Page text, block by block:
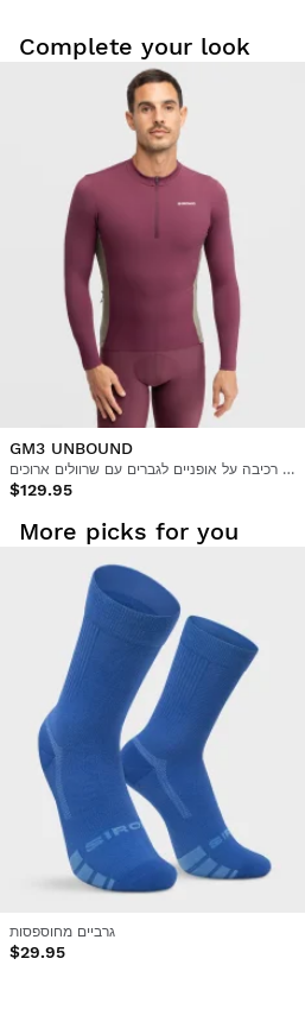
אנו יכולים לקבל החלפה או החזרה של
בו שימוש והוא נשמר בצורתו המקורית
ובאריזתו המקורית.
Complete your look
GM3 UNBOUND
חולצת רכיבה על אופניים לגברים עם שרוולים ארוכים
$129.95
More picks for you
גרביים מחוספסות
$29.95